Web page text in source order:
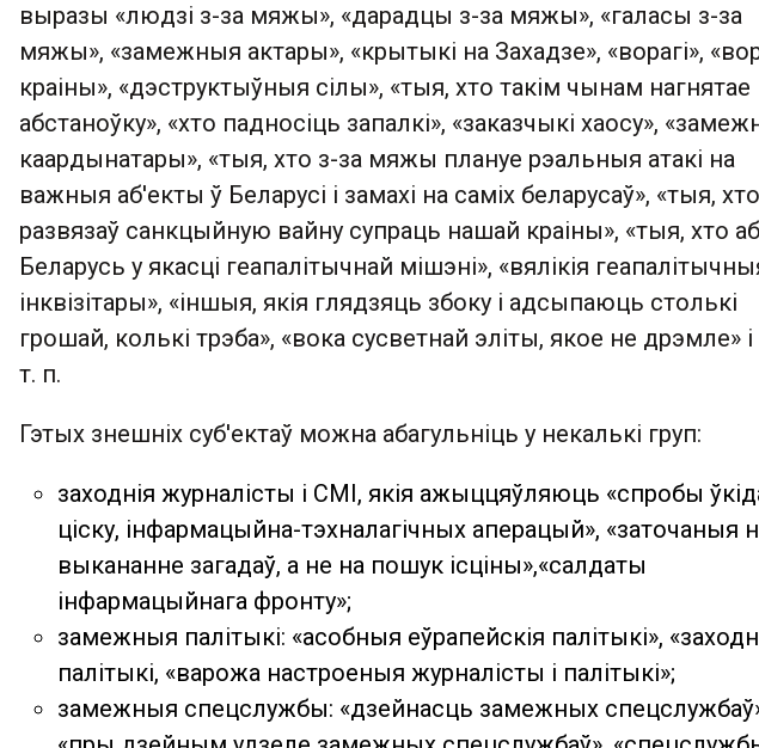
выразы «людзі з-за мяжы», «дарадцы з-за мяжы», «галасы з-за
мяжы», «замежныя актары», «крытыкі на Захадзе», «ворагі»,
краіны», «дэструктыўныя сілы», «тыя, хто такім чынам нагнятае
абстаноўку», «хто падносіць запалкі», «заказчыкі хаосу»,
каардынатары», «тыя, хто з-за мяжы плануе рэальныя атакі на
важныя аб'екты ў Беларусі і замахі на саміх беларусаў», «тыя, хто
развязаў санкцыйную вайну супраць нашай краіны», «тыя, хто
Беларусь у якасці геапалітычнай мішэні», «вялікія
інквізітары», «іншыя, якія глядзяць збоку і адсыпаюць столькі
грошай, колькі трэба», «вока сусветнай эліты, якое не дрэмле»
т. п.
Гэтых знешніх суб'ектаў можна абагульніць у некалькі груп:
заходнія журналісты і СМІ, якія ажыццяўляюць «спробы
ціску, інфармацыйна-тэхналагічных аперацый», «заточаныя
выкананне загадаў, а не на пошук ісціны»,«салдаты
інфармацыйнага фронту»;
замежныя палітыкі: «асобныя еўрапейскія палітыкі»,
палітыкі, «варожа настроеныя журналісты і палітыкі»;
замежныя спецслужбы: «дзейнасць замежных